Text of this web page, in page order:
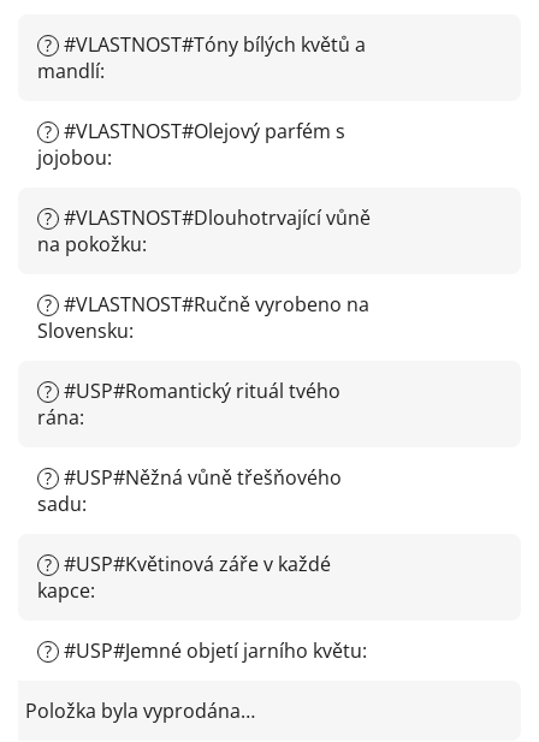
? #VLASTNOST#Tóny bílých květů a
mandlí:
? #VLASTNOST#Olejový parfém s
jojobou:
? #VLASTNOST#Dlouhotrvající vůně
na pokožku:
? #VLASTNOST#Ručně vyrobeno na
Slovensku:
? #USP#Romantický rituál tvého
rána:
? #USP#Něžná vůně třešňového
sadu:
? #USP#Květinová záře v každé
kapce:
? #USP#Jemné objetí jarního květu:
Položka byla vyprodána…